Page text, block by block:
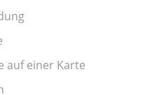
auf einer Karte